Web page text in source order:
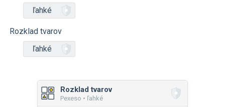
ľahké
Rozklad tvarov
ľahké
Rozklad tvarov
Pexeso • ľahké